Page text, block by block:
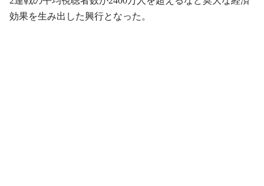
効果を生み出した興行となった。